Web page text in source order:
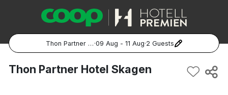
Thon Partner Hotel Skagen ·09 Aug - 11 Aug·2 Guests
Popular Destinations:
Thon Partner Hotel Skagen